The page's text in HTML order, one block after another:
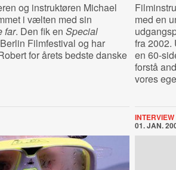
og instruktøren Michael
i vælten med sin
far. Den fik en Special
Filmfestival og har
for årets bedste danske
med en
fra 2002.
en 60-
forstå
vores
INTERVIEW
01. JAN.